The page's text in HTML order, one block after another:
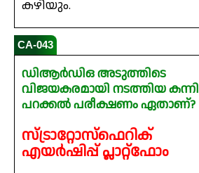
കഴിയും.
CA-043
ഡിആർഡിഒ അടുത്തിടെ
വിജയകരമായി നടത്തിയ കന്നി
പറക്കൽ പരീക്ഷണം ഏതാണ്?
സ്ട്രാറ്റോസ്ഫെറിക്
എയർഷിപ്പ് പ്ലാറ്റ്ഫോം